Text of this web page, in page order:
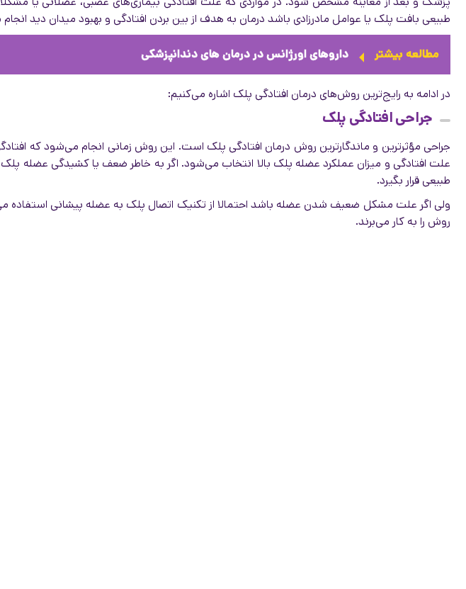
طبیعی بافت پلک یا عوامل مادرزادی باشد درمان به هدف از بین بردن افتادگی و بهبود میدان دید
مطالعه بیشتر داروهای اورژانس در درمان های دندانپزشکی
در ادامه به رایج‌ترین روش‌های درمان افتادگی پلک اشاره می‌کنیم:
جراحی افتادگی پلک
جراحی مؤثرترین و ماندگارترین روش درمان افتادگی پلک است. این روش زمانی انجام می‌شود که
علت افتادگی و میزان عملکرد عضله پلک بالا انتخاب می‌شود. اگر به خاطر ضعف یا کشیدگی عضله
طبیعی قرار بگیرد.
ولی اگر علت مشکل ضعیف شدن عضله باشد احتمالا از تکنیک اتصال پلک به عضله پیشانی استفاده
روش را به کار می‌برند.